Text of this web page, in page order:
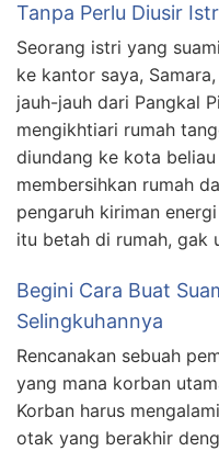
Tanpa Perlu Diusir
Seorang istri yang
ke kantor saya,
jauh-jauh dari Pangkal
mengikhtiari rumah
diundang ke kota
membersihkan rumah
pengaruh kiriman
itu betah di rumah, gak
Begini Cara Buat
Selingkuhannya
Rencanakan sebuah
yang mana korban
Korban harus
otak yang berakhir